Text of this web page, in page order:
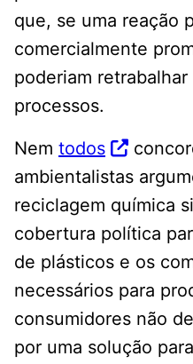
que, se uma reação
comercialmente
poderiam
processos.
Nem todos
ambientalistas
reciclagem química
cobertura política
de plásticos e os
necessários para
consumidores não
por uma solução